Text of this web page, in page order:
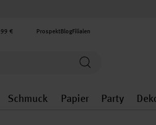
€ ProspektBlogFilialen
Basteln general.openMenu
Schmuck
Schmuck
Papier
Papier
Party